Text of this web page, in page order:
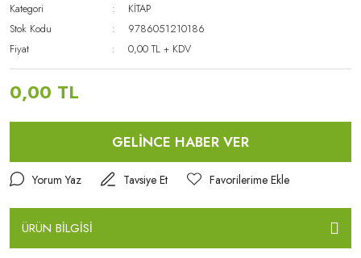
Kategori
KİTAP
Stok Kodu
9786051210186
Fiyat
0,00 TL + KDV
0,00 TL
GELİNCE HABER VER
Yorum Yaz Tavsiye Et
ÜRÜN BİLGİSİ